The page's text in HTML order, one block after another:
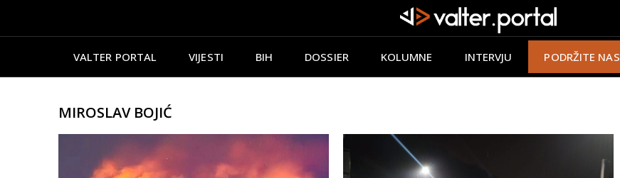
VALTER PORTAL VIJESTI BIH DOSSIER KOLUMNE INTERVJU PODRŽITE NAS
MIROSLAV BOJIĆ